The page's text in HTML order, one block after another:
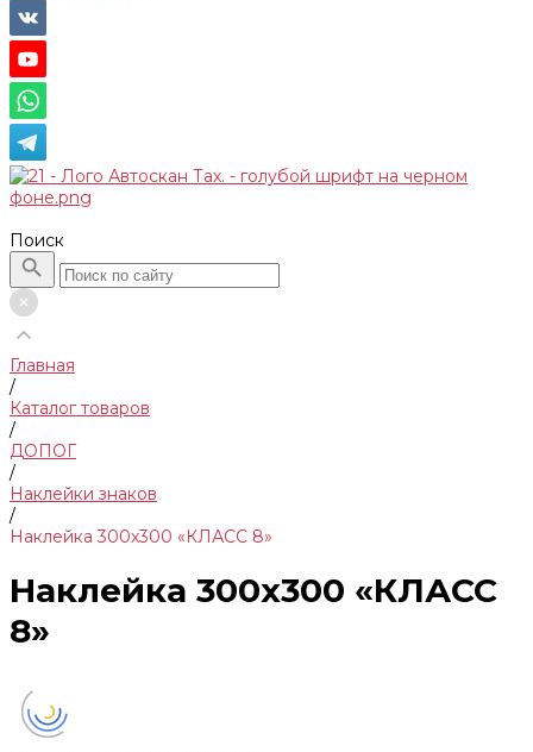
Поиск
Главная
/
Каталог товаров
/
ДОПОГ
/
Наклейки знаков
/
Наклейка 300x300 «КЛАСС 8»
Наклейка 300x300 «КЛАСС
8»